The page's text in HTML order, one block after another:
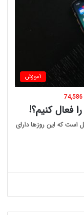
آموزش
74,586
فعال کنیم؟!
که این روزها دارای